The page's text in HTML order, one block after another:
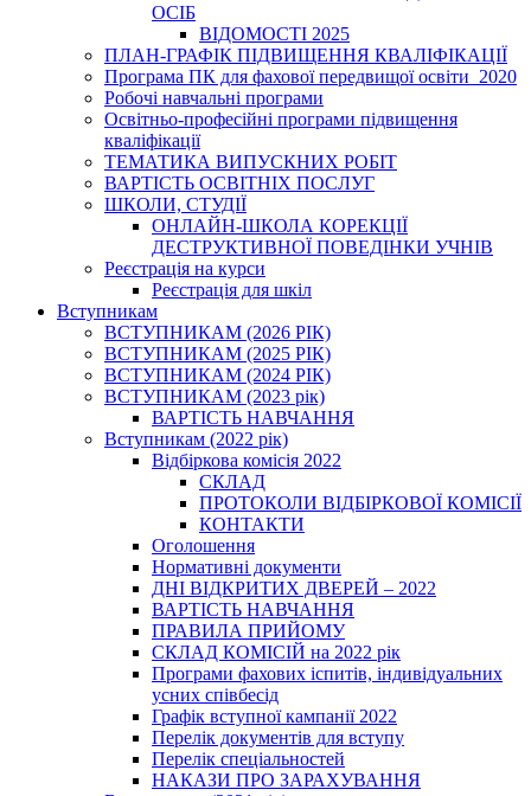
ОСІБ
ВІДОМОСТІ 2025
ПЛАН-ГРАФІК ПІДВИЩЕННЯ КВАЛІФІКАЦІЇ
Програма ПК для фахової передвищої освіти_2020
Робочі навчальні програми
Освітньо-професійні програми підвищення
кваліфікації
ТЕМАТИКА ВИПУСКНИХ РОБІТ
ВАРТІСТЬ ОСВІТНІХ ПОСЛУГ
ШКОЛИ, СТУДІЇ
ОНЛАЙН-ШКОЛА КОРЕКЦІЇ
ДЕСТРУКТИВНОЇ ПОВЕДІНКИ УЧНІВ
Реєстрація на курси
Реєстрація для шкіл
Вступникам
ВСТУПНИКАМ (2026 РІК)
ВСТУПНИКАМ (2025 РІК)
ВСТУПНИКАМ (2024 РІК)
ВСТУПНИКАМ (2023 рік)
ВАРТІСТЬ НАВЧАННЯ
Вступникам (2022 рік)
Відбіркова комісія 2022
СКЛАД
ПРОТОКОЛИ ВІДБІРКОВОЇ КОМІСІЇ
КОНТАКТИ
Оголошення
Нормативні документи
ДНІ ВІДКРИТИХ ДВЕРЕЙ – 2022
ВАРТІСТЬ НАВЧАННЯ
ПРАВИЛА ПРИЙОМУ
СКЛАД КОМІСІЙ на 2022 рік
Програми фахових іспитів, індивідуальних
усних співбесід
Графік вступної кампанії 2022
Перелік документів для вступу
Перелік спеціальностей
НАКАЗИ ПРО ЗАРАХУВАННЯ